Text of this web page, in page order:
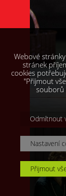
Webové
stránek
cookies
"Přijmout
souborů
Odmítnout
Nastavení
Přijmout